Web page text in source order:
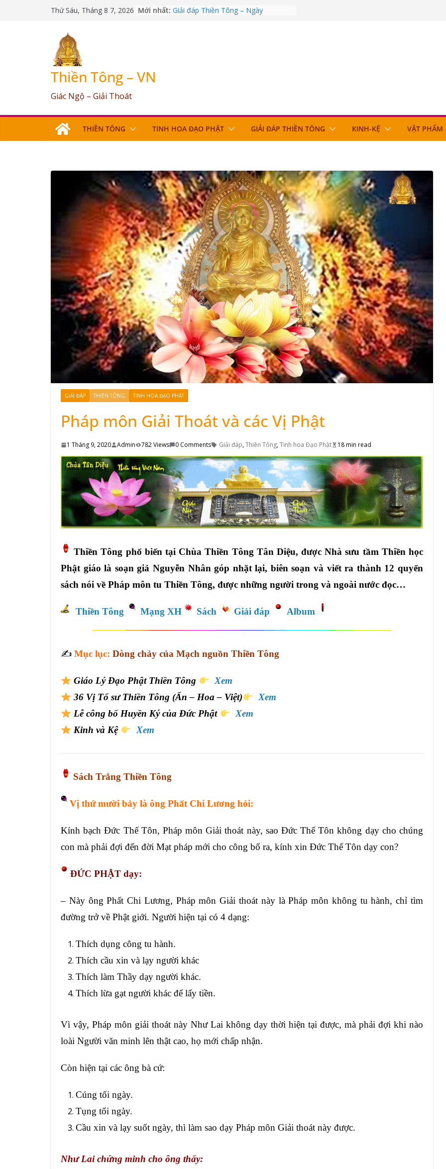
Thứ Sáu, Tháng 8 7, 2026 Mới nhất: Giải đáp Thiền Tông – Ngày
Thiền Tông – VN
Giác Ngộ – Giải Thoát
THIỀN TÔNG TINH HOA ĐẠO PHẬT GIẢI ĐÁP THIỀN TÔNG KINH-KỆ VẬT PHẨM
GIẢI ĐÁP THIỀN TÔNG TINH HOA ĐẠO PHẬT
Pháp môn Giải Thoát và các Vị Phật
1 Tháng 9, 2020 Admin 782 Views 0 Comments Giải đáp,Thiền Tông,Tinh hoa Đạo Phật 18 min read
Thiền Tông phổ biến tại Chùa Thiền Tông Tân Diệu, được Nhà sưu tầm Thiền học
Phật giáo là soạn giả Nguyễn Nhân góp nhặt lại, biên soạn và viết ra thành 12 quyển
sách nói về Pháp môn tu Thiền Tông, được những người trong và ngoài nước đọc…
Thiền Tông Mạng XH Sách Giải đáp Album
✍️ Mục lục: Dòng chảy của Mạch nguồn Thiền Tông
Giáo Lý Đạo Phật Thiền Tông
Xem
36 Vị Tổ sư Thiền Tông (Ấn – Hoa – Việt)
Xem
Lễ công bố Huyền Ký của Đức Phật
Xem
Kinh và Kệ
Xem
Sách Trắng Thiền Tông
Vị thứ mười bảy là ông Phất Chi Lương hỏi:
Kính bạch Đức Thế Tôn, Pháp môn Giải thoát này, sao Đức Thế Tôn không dạy cho chúng
con mà phải đợi đến đời Mạt pháp mới cho công bố ra, kính xin Đức Thế Tôn dạy con?
ĐỨC PHẬT dạy:
– Này ông Phất Chi Lương, Pháp môn Giải thoát này là Pháp môn không tu hành, chỉ tìm
đường trở về Phật giới. Người hiện tại có 4 dạng:
Thích dụng công tu hành.
Thích cầu xin và lạy người khác
Thích làm Thầy dạy người khác.
Thích lừa gạt người khác để lấy tiền.
Vì vậy, Pháp môn giải thoát này Như Lai không dạy thời hiện tại được, mà phải đợi khi nào
loài Người văn minh lên thật cao, họ mới chấp nhận.
Còn hiện tại các ông bà cứ:
Cúng tối ngày.
Tụng tối ngày.
Cầu xin và lạy suốt ngày, thì làm sao dạy Pháp môn Giải thoát này được.
Như Lai chứng minh cho ông thấy: